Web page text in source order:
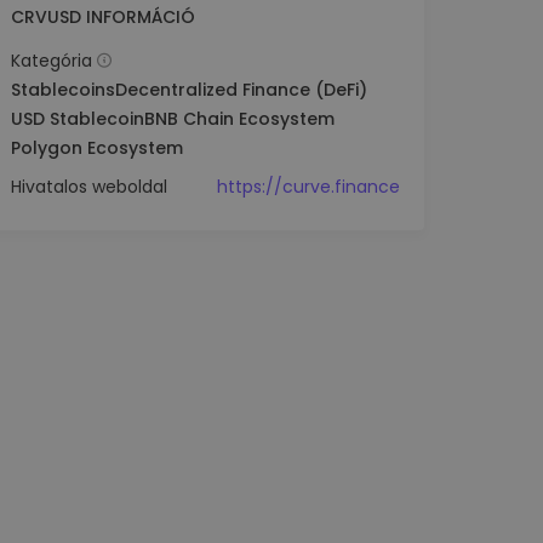
CRVUSD INFORMÁCIÓ
Kategória
StablecoinsDecentralized Finance (DeFi)
USD StablecoinBNB Chain Ecosystem
Polygon Ecosystem
Hivatalos weboldal
https://curve.finance